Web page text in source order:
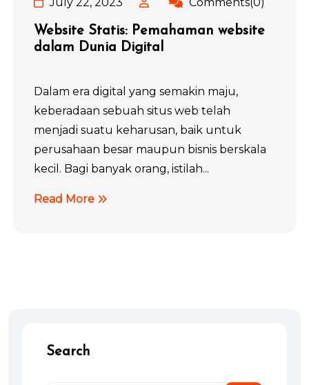
Website Statis: Pemahaman website
dalam Dunia Digital
Dalam era digital yang semakin maju,
keberadaan sebuah situs web telah
menjadi suatu keharusan, baik untuk
perusahaan besar maupun bisnis berskala
kecil. Bagi banyak orang, istilah...
Read More
Search